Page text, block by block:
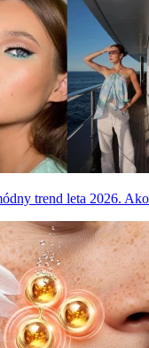
trend leta 2026.